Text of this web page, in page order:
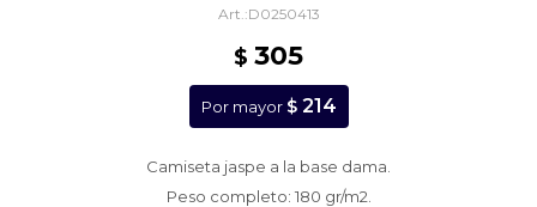
D0250413
$ 305
Por mayor $ 214
Camiseta jaspe a la base dama.
Peso completo: 180 gr/m2.